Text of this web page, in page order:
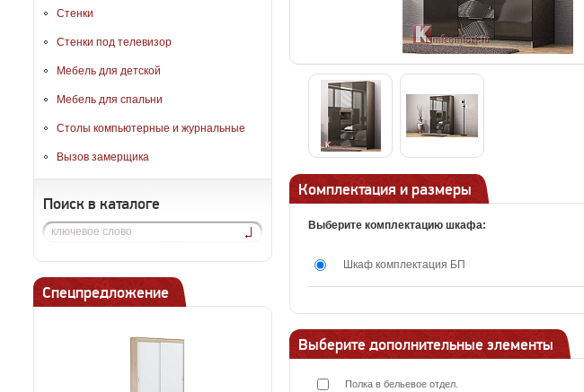
Стенки
Стенки под телевизор
Мебель для детской
Мебель для спальни
Столы компьютерные и журнальные
Вызов замерщика
Поиск в каталоге
Спецпредложение
Комплектация и размеры
Выберите комплектацию шкафа:
Шкаф комплектация БП
Выберите дополнительные элементы
Полка в бельевое отдел.